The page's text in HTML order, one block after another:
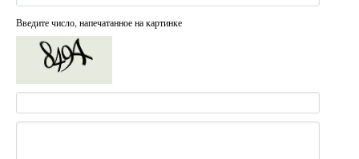
Введите число, напечатанное на картинке